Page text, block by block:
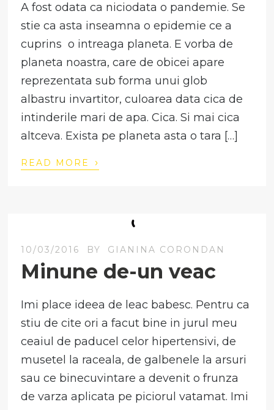
A fost odata ca niciodata o pandemie. Se
stie ca asta inseamna o epidemie ce a
cuprins o intreaga planeta. E vorba de
planeta noastra, care de obicei apare
reprezentata sub forma unui glob
albastru invartitor, culoarea data cica de
intinderile mari de apa. Cica. Si mai cica
altceva. Exista pe planeta asta o tara […]
READ MORE ›
10/03/2016 BY GIANINA CORONDAN
Minune de-un veac
Imi place ideea de leac babesc. Pentru ca
stiu de cite ori a facut bine in jurul meu
ceaiul de paducel celor hipertensivi, de
musetel la raceala, de galbenele la arsuri
sau ce binecuvintare a devenit o frunza
de varza aplicata pe piciorul vatamat. Imi